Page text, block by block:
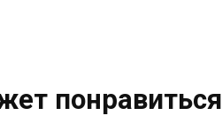
понравиться